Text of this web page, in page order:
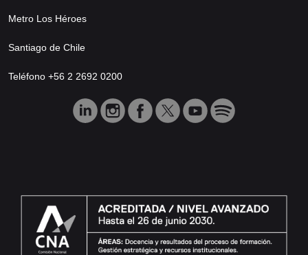
Metro Los Héroes
Santiago de Chile
Teléfono +56 2 2692 0200